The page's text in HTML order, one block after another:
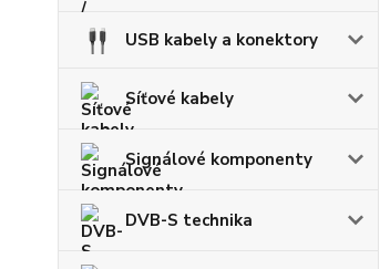
USB kabely a konektory
Síťové kabely
Signálové komponenty
DVB-S technika